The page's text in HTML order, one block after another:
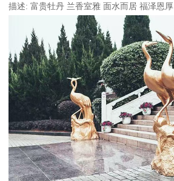
描述: 富贵牡丹 兰香室雅 面水而居 福泽恩厚